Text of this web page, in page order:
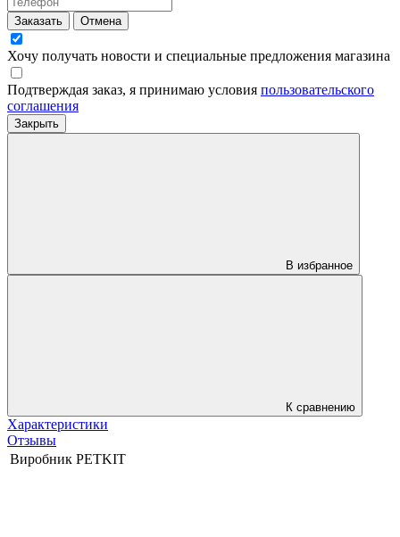
Заказать Отмена
Хочу получать новости и специальные предложения магазина
Подтверждая заказ, я принимаю условия пользовательского
соглашения
Закрыть
В избранное
К сравнению
Характеристики
Отзывы
Виробник PETKIT